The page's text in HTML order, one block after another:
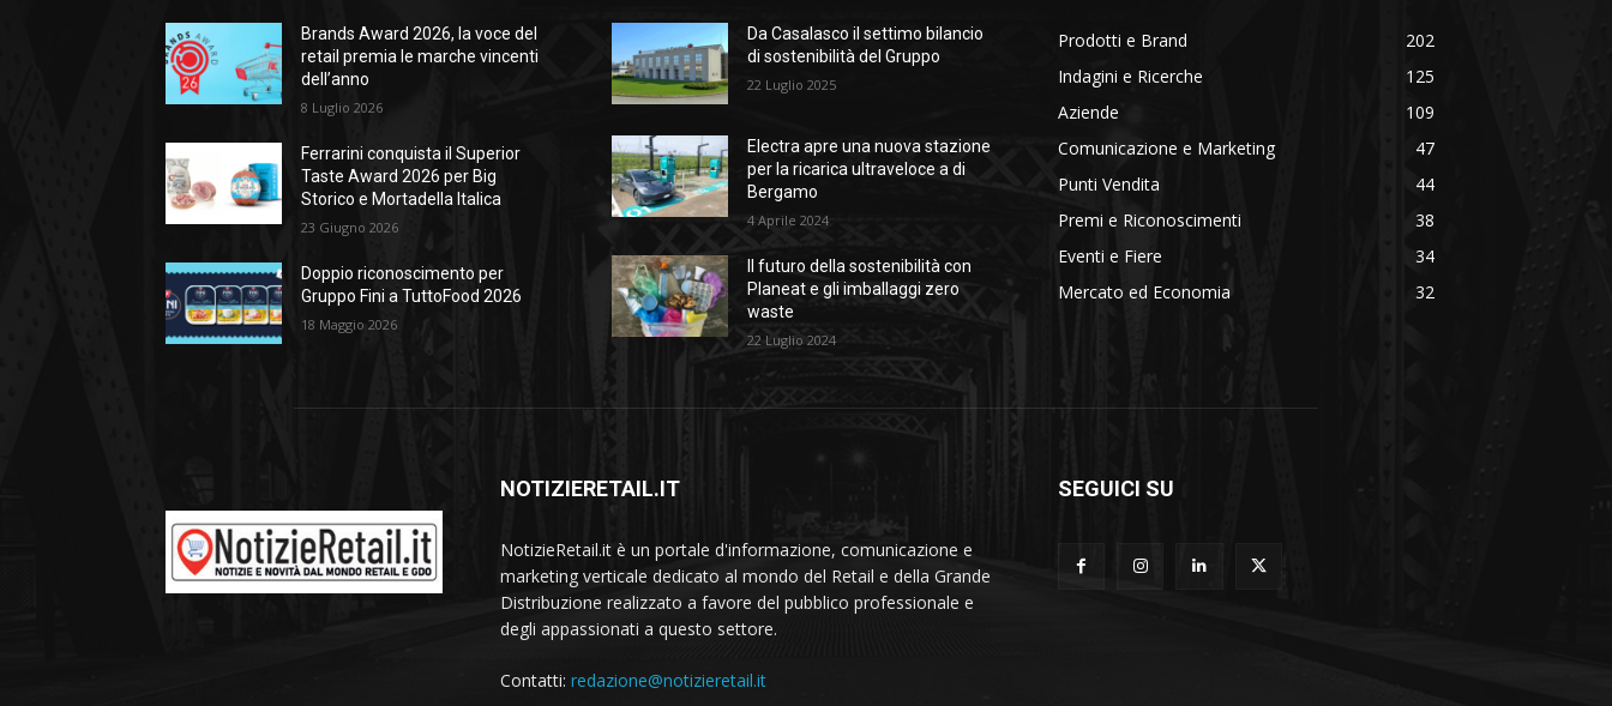
Brands Award 2026, la voce del
retail premia le marche vincenti
dell’anno
8 Luglio 2026
Ferrarini conquista il Superior
Taste Award 2026 per Big
Storico e Mortadella Italica
23 Giugno 2026
Doppio riconoscimento per
Gruppo Fini a TuttoFood 2026
18 Maggio 2026
Da Casalasco il settimo bilancio
di sostenibilità del Gruppo
22 Luglio 2025
Electra apre una nuova stazione
per la ricarica ultraveloce a di
Bergamo
4 Aprile 2024
Il futuro della sostenibilità con
Planeat e gli imballaggi zero
waste
22 Luglio 2024
Prodotti e Brand
202
Indagini e Ricerche
125
Aziende
109
Comunicazione e Marketing
47
Punti Vendita
44
Premi e Riconoscimenti
38
Eventi e Fiere
34
Mercato ed Economia
32
NOTIZIERETAIL.IT
NotizieRetail.it è un portale d'informazione, comunicazione e
marketing verticale dedicato al mondo del Retail e della Grande
Distribuzione realizzato a favore del pubblico professionale e
degli appassionati a questo settore.
Contatti: redazione@notizieretail.it
SEGUICI SU